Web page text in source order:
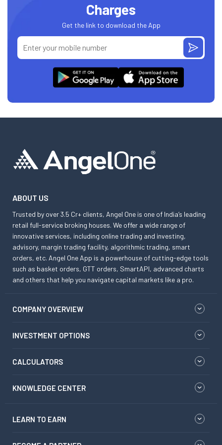
Charges
Get the link to download the App
ABOUT US
Trusted by over 3.5 Cr+ clients, Angel One is one of India’s leading
retail full-service broking houses. We offer a wide range of
innovative services, including online trading and investing,
advisory, margin trading facility, algorithmic trading, smart
orders, etc. Angel One App is a powerhouse of cutting-edge tools
such as basket orders, GTT orders, SmartAPI, advanced charts
and others that help you navigate capital markets like a pro.
COMPANY OVERVIEW
INVESTMENT OPTIONS
CALCULATORS
KNOWLEDGE CENTER
LEARN TO EARN